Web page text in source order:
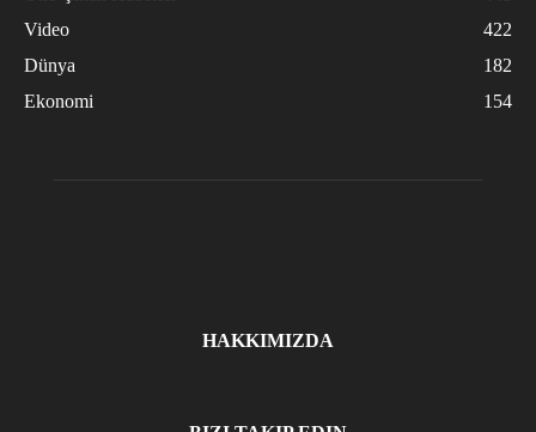
Video
422
Dünya
182
Ekonomi
154
HAKKIMIZDA